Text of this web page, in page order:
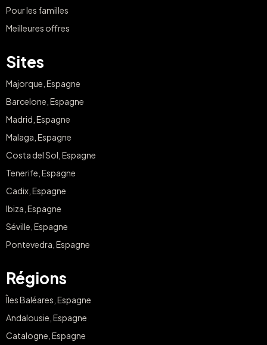
Pour les familles
Meilleures offres
Sites
Majorque, Espagne
Barcelone, Espagne
Madrid, Espagne
Malaga, Espagne
Costa del Sol, Espagne
Tenerife, Espagne
Cadix, Espagne
Ibiza, Espagne
Séville, Espagne
Pontevedra, Espagne
Régions
Îles Baléares, Espagne
Andalousie, Espagne
Catalogne, Espagne